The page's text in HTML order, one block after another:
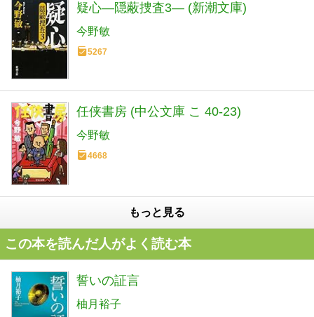
疑心―隠蔽捜査3― (新潮文庫)
今野敏
5267
任侠書房 (中公文庫 こ 40-23)
今野敏
4668
もっと見る
この本を読んだ人がよく読む本
誓いの証言
柚月裕子